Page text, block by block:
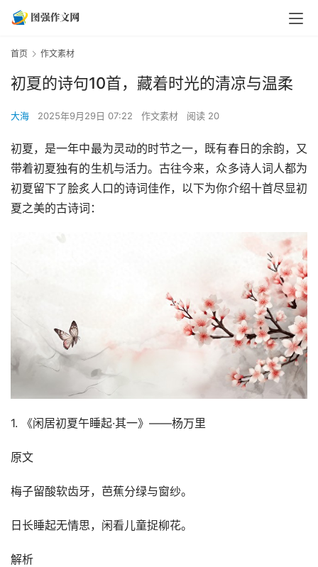
首页 作文素材
初夏的诗句10首，藏着时光的清凉与温柔
大海 2025年9月29日 07:22 作文素材 阅读 20
初夏，是一年中最为灵动的时节之一，既有春日的余韵，又
带着初夏独有的生机与活力。古往今来，众多诗人词人都为
初夏留下了脍炙人口的诗词佳作，以下为你介绍十首尽显初
夏之美的古诗词：
1. 《闲居初夏午睡起·其一》——杨万里
原文
梅子留酸软齿牙，芭蕉分绿与窗纱。
日长睡起无情思，闲看儿童捉柳花。
解析